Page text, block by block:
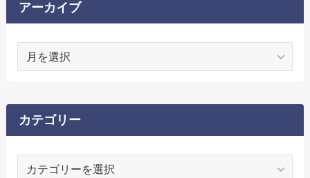
アーカイブ
イ
ブ
カテゴリー